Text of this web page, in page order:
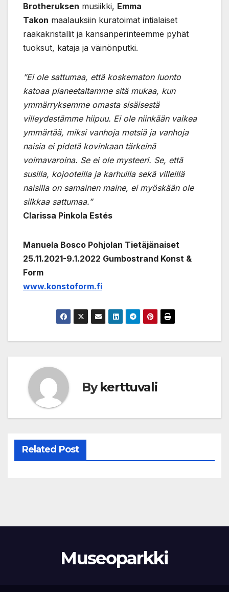
Brotheruksen musiikki, Emma
Takon maalauksiin kuratoimat intialaiset
raakakristallit ja kansanperinteemme pyhät
tuoksut, kataja ja väinönputki.
”Ei ole sattumaa, että koskematon luonto
katoaa planeetaltamme sitä mukaa, kun
ymmärryksemme omasta sisäisestä
villeydestämme hiipuu. Ei ole niinkään vaikea
ymmärtää, miksi vanhoja metsiä ja vanhoja
naisia ei pidetä kovinkaan tärkeinä
voimavaroina. Se ei ole mysteeri. Se, että
susilla, kojooteilla ja karhuilla sekä villeillä
naisilla on samainen maine, ei myöskään ole
silkkaa sattumaa.”
Clarissa Pinkola Estés
Manuela Bosco Pohjolan Tietäjänaiset
25.11.2021-9.1.2022 Gumbostrand Konst &
Form
www.konstoform.fi
Bykerttuvali
Related Post
Museoparkki